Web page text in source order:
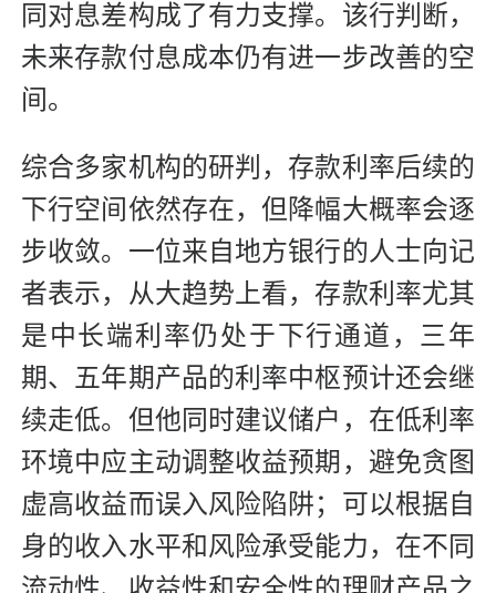
同对息差构成了有力支撑。该行判断，
未来存款付息成本仍有进一步改善的空
间。
综合多家机构的研判，存款利率后续的
下行空间依然存在，但降幅大概率会逐
步收敛。一位来自地方银行的人士向记
者表示，从大趋势上看，存款利率尤其
是中长端利率仍处于下行通道，三年
期、五年期产品的利率中枢预计还会继
续走低。但他同时建议储户，在低利率
环境中应主动调整收益预期，避免贪图
虚高收益而误入风险陷阱；可以根据自
身的收入水平和风险承受能力，在不同